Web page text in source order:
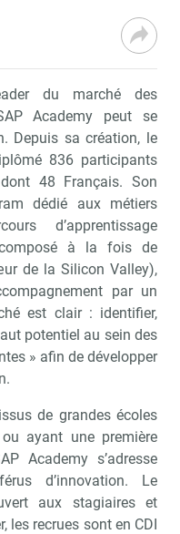
du marché des
Academy peut se
Depuis sa création, le
836 participants
48 Français. Son
dédié aux métiers
d’apprentissage
à la fois de
de la Silicon Valley),
par un
est clair : identifier,
potentiel au sein des
» afin de développer
de grandes écoles
ayant une première
Academy s’adresse
d’innovation. Le
aux stagiaires et
les recrues sont en CDI